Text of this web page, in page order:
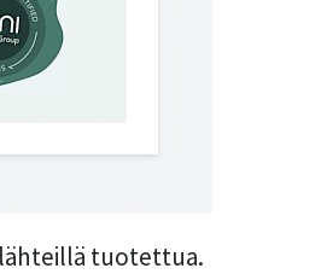
tuotettua.